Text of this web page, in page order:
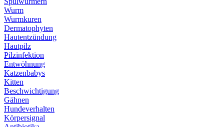
Wurm
Wurmkuren
Dermatophyten
Hautentzündung
Hautpilz
Pilzinfektion
Entwöhnung
Katzenbabys
Kitten
Beschwichtigung
Gähnen
Hundeverhalten
Körpersignal